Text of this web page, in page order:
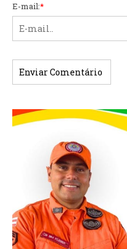
E-mail:*